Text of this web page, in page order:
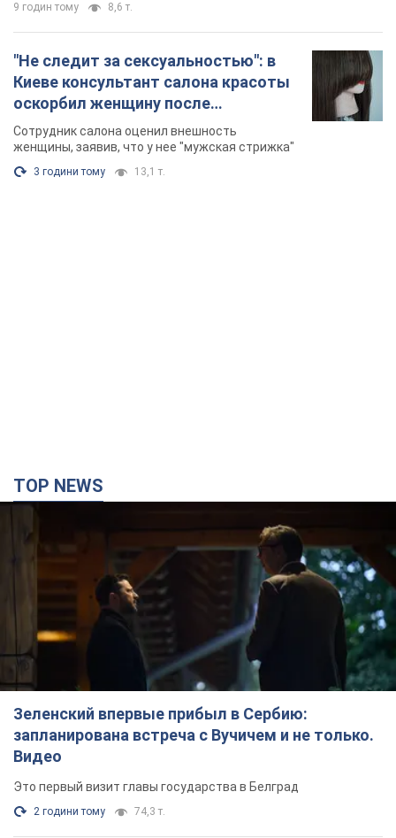
9 годин тому 8,6 т.
"Не следит за сексуальностью": в
Киеве консультант салона красоты
оскорбил женщину после
химиотерапии, разгорелся скандал.
Фото
Сотрудник салона оценил внешность
женщины, заявив, что у нее "мужская стрижка"
3 години тому 13,1 т.
TOP NEWS
Зеленский впервые прибыл в Сербию:
запланирована встреча с Вучичем и не только.
Видео
Это первый визит главы государства в Белград
2 години тому 74,3 т.